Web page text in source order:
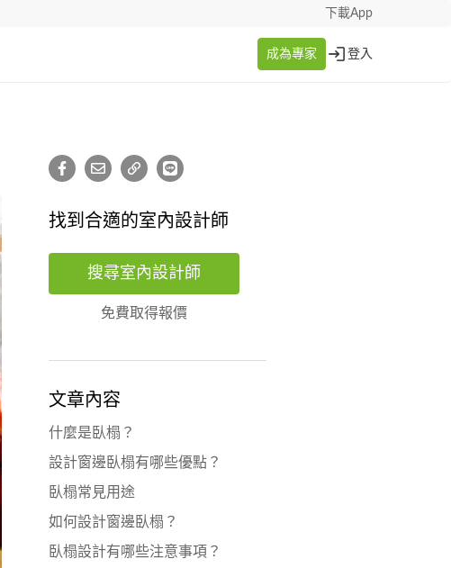
下載App
成為專家 登入
找到合適的室內設計師
搜尋室內設計師
免費取得報價
文章內容
什麼是臥榻？
設計窗邊臥榻有哪些優點？
臥榻常見用途
如何設計窗邊臥榻？
臥榻設計有哪些注意事項？